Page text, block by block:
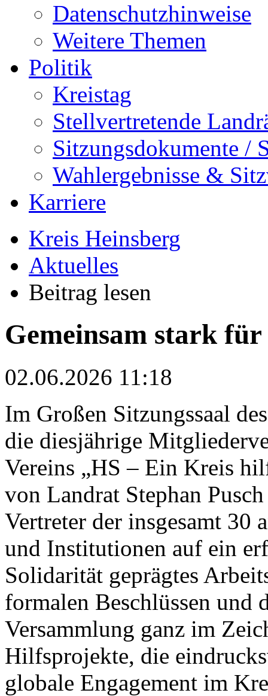
Datenschutzhinweise
Weitere Themen
Politik
Kreistag
Stellvertretende
Sitzungsdokumente /
Wahlergebnisse &
Karriere
Kreis Heinsberg
Aktuelles
Beitrag lesen
Gemeinsam stark
02.06.2026 11:18
Im Großen Sitzungssaal
die diesjährige
Vereins „HS – Ein Kreis
von Landrat Stephan
Vertreter der insgesamt 30
und Institutionen auf ein
Solidarität geprägtes
formalen Beschlüssen und
Versammlung ganz im
Hilfsprojekte, die
globale Engagement im